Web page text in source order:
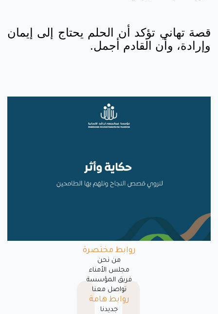
قصة تهاني تؤكد أن الحلم يحتاج إلى إيمان
وإرادة، وأن القادم أجمل.
روابط مختصرة
ﻣﻦ ﻧﺤﻦ
مجلس الأمناء
فريق المؤسسة
تواصل معنا
روابط هامة
جديدنا